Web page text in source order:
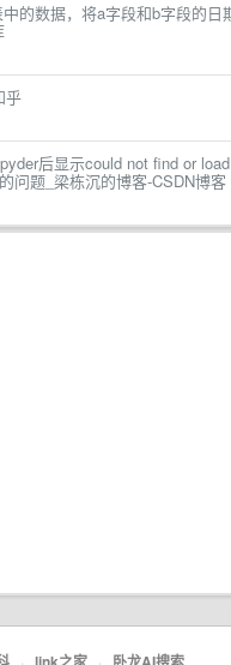
的数据，将a字段和b字段的
乎
后显示could not find or
问题_梁栋沉的博客-CSDN博客